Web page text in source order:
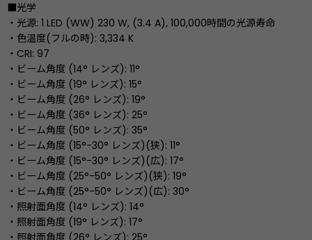
■光学
・光源: 1 LED (WW) 230 W, (3.4 A), 100,000時間の光源寿命
・色温度(フルの時): 3,334 K
・CRI: 97
・ビーム角度 (14° レンズ): 11°
・ビーム角度 (19° レンズ): 15°
・ビーム角度 (26° レンズ): 19°
・ビーム角度 (36° レンズ): 25°
・ビーム角度 (50° レンズ): 35°
・ビーム角度 (15°-30° レンズ)(狭): 11°
・ビーム角度 (15°-30° レンズ)(広): 17°
・ビーム角度 (25°-50° レンズ)(狭): 19°
・ビーム角度 (25°-50° レンズ)(広): 30°
・照射面角度 (14° レンズ): 14°
・照射面角度 (19° レンズ): 17°